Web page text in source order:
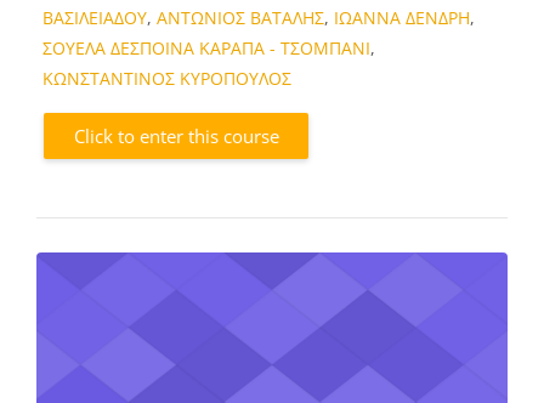
ΒΑΣΙΛΕΙΑΔΟΥ, ΑΝΤΩΝΙΟΣ ΒΑΤΑΛΗΣ, ΙΩΑΝΝΑ ΔΕΝΔΡΗ,
ΣΟΥΕΛΑ ΔΕΣΠΟΙΝΑ ΚΑΡΑΠΑ - ΤΣΟΜΠΑΝΙ,
ΚΩΝΣΤΑΝΤΙΝΟΣ ΚΥΡΟΠΟΥΛΟΣ
Click to enter this course